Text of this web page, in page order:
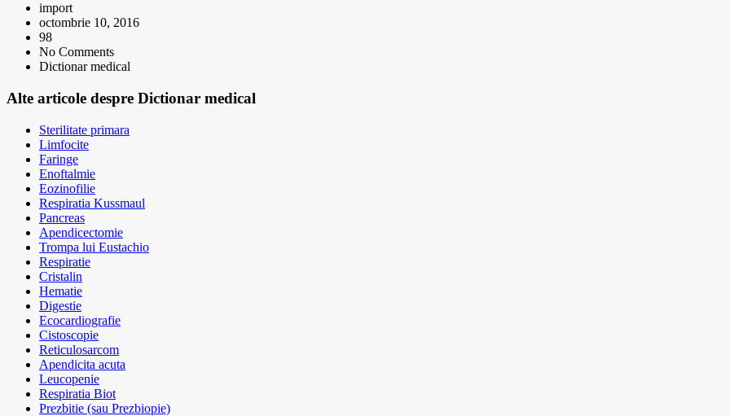
import
octombrie 10, 2016
98
No Comments
Dictionar medical
Alte articole despre Dictionar medical
Sterilitate primara
Limfocite
Faringe
Enoftalmie
Eozinofilie
Respiratia Kussmaul
Pancreas
Apendicectomie
Trompa lui Eustachio
Respiratie
Cristalin
Hematie
Digestie
Ecocardiografie
Cistoscopie
Reticulosarcom
Apendicita acuta
Leucopenie
Respiratia Biot
Prezbitie (sau Prezbiopie)